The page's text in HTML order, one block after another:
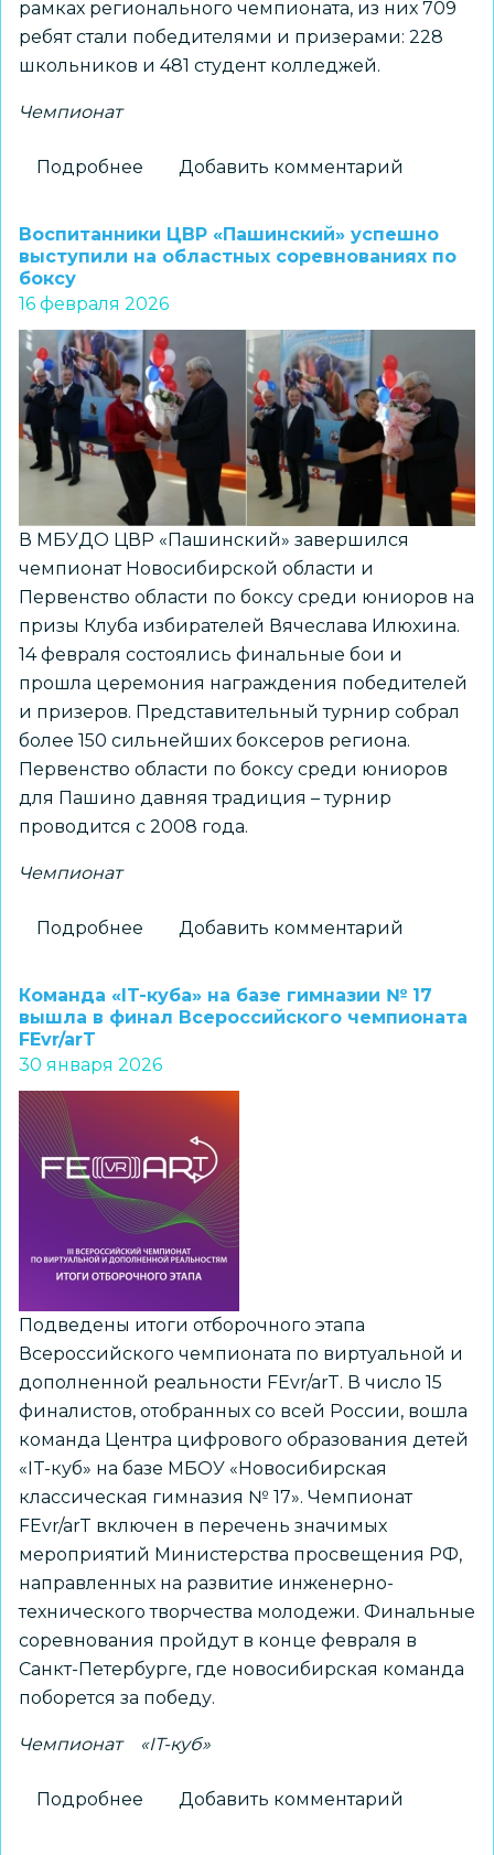
рамках регионального чемпионата, из них 709
ребят стали победителями и призерами: 228
школьников и 481 студент колледжей.
Чемпионат
Подробнее
200
студентов
школьников
победили
в
региональном
чемпионате
по
профмастерству
«Профессионалы»
Добавить комментарий
Воспитанники ЦВР «Пашинский» успешно
выступили на областных соревнованиях по
боксу
16 февраля 2026
В МБУДО ЦВР «Пашинский» завершился
чемпионат Новосибирской области и
Первенство области по боксу среди юниоров на
призы Клуба избирателей Вячеслава Илюхина.
14 февраля состоялись финальные бои и
прошла церемония награждения победителей
и призеров. Представительный турнир собрал
более 150 сильнейших боксеров региона.
Первенство области по боксу среди юниоров
для Пашино давняя традиция – турнир
проводится с 2008 года.
Чемпионат
Подробнее
ЦВР
«Пашинский»
выступили
соревнованиях
боксу
Добавить комментарий
Команда «IT-куба» на базе гимназии № 17
вышла в финал Всероссийского чемпионата
FEvr/arT
30 января 2026
Подведены итоги отборочного этапа
Всероссийского чемпионата по виртуальной и
дополненной реальности FEvr/arT. В число 15
финалистов, отобранных со всей России, вошла
команда Центра цифрового образования детей
«IT-куб» на базе МБОУ «Новосибирская
классическая гимназия № 17». Чемпионат
FEvr/arT включен в перечень значимых
мероприятий Министерства просвещения РФ,
направленных на развитие инженерно-
технического творчества молодежи. Финальные
соревнования пройдут в конце февраля в
Санкт-Петербурге, где новосибирская команда
поборется за победу.
Чемпионат «IT-куб»
Подробнее Добавить комментарий